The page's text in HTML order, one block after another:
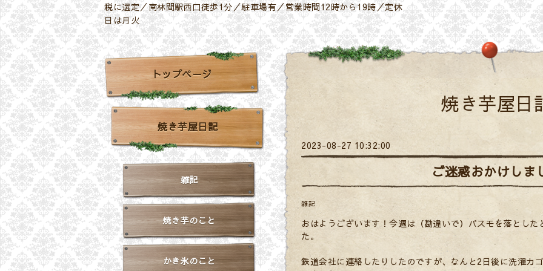
税に選定／南林間駅西口徒歩1分／駐車場有／営業時間12時から19時／定休
日は月火
焼き芋屋日
2023-08-27 10:32:00
ご迷惑おかけしま
雑記
おはようございます！今週は（勘違いで）パスモを落とし
た。
鉄道会社に連絡したりしたのですが、なんと2日後に洗濯カ
トップページ
焼き芋屋日記
雑記
焼き芋のこと
かき氷のこと